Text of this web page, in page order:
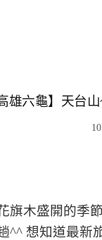
高雄六龜】天台
旗木盛開的季
^^ 想知道最